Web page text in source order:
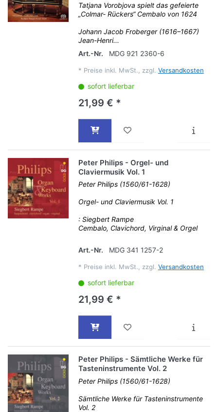
Tatjana Vorobjova spielt das gefeierte
„Colmar- Rückers“ Cembalo von 1624
Johann Jacob Froberger (1616–1667)
Jean-Henri...
Art.-Nr.
MDG 921 2360-6
* Preise inkl. MwSt., zzgl. Versandkosten
sofort lieferbar
21,99 € *
Peter Philips - Orgel- und
Claviermusik Vol. 1
Peter Philips (1560/61-1628)
Orgel- und Claviermusik Vol. 1
: Siegbert Rampe
Cembalo, Clavichord, Virginal & Orgel
Art.-Nr. MDG 341 1257-2
* Preise inkl. MwSt., zzgl. Versandkosten
sofort lieferbar
21,99 € *
Peter Philips - Sämtliche Werke für
Tasteninstrumente Vol. 2
Peter Philips (1560/61-1628)
Sämtliche Werke für Tasteninstrumente
Vol. 2